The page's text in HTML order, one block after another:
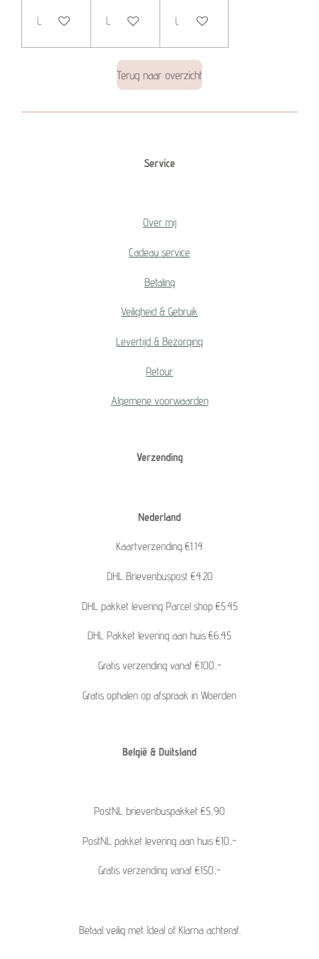
Uitverkocht Uitverkocht Uitverkocht
Terug naar overzicht
Service
Over mij
Cadeau service
Betaling
Veiligheid & Gebruik
Levertijd & Bezorging
Retour
Algemene voorwaarden
Verzending
Nederland
Kaartverzending €1.14
DHL Brievenbuspost €4.20
DHL pakket levering Parcel shop €5.45
DHL Pakket levering aan huis €6.45
Gratis verzending vanaf €100,-
Gratis ophalen op afspraak in Woerden
België & Duitsland
PostNL brievenbuspakket €5,90
PostNL pakket levering aan huis €10,-
Gratis verzending vanaf €150,-
Betaal veilig met Ideal of Klarna achteraf.